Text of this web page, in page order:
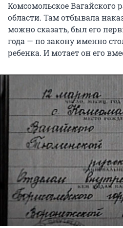
Комсомольское Вагайского
области. Там отбывала
можно сказать, был его
года — по закону именно
ребенка. И мотает он его